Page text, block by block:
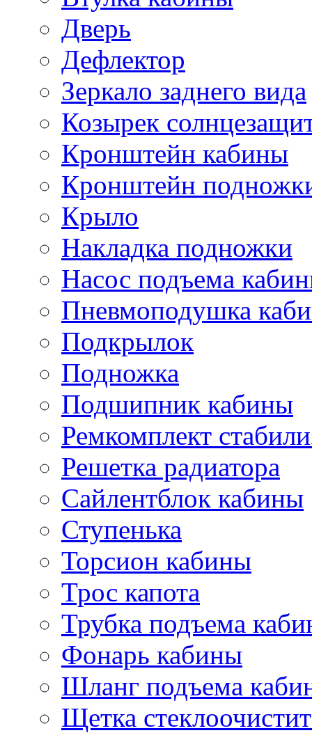
Дверь
Дефлектор
Зеркало заднего вида
Козырек
Кронштейн кабины
Кронштейн
Крыло
Накладка подножки
Насос подъема
Пневмоподушка
Подкрылок
Подножка
Подшипник кабины
Ремкомплект
Решетка радиатора
Сайлентблок кабины
Ступенька
Торсион кабины
Трос капота
Трубка подъема
Фонарь кабины
Шланг подъема
Щетка